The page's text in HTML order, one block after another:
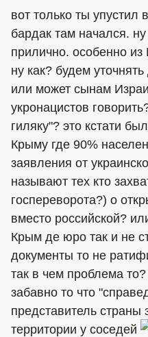
вот только ты упустил
бардак там начался.
прилично. особенно из
ну как? будем
или может сынам
укронацистов
гиляку"? это кстати
Крыму где 90%
заявления от
называют тех кто
госпереворота?) о
вместо российской?
Крым де юро так и не
документы то не
так в чем проблема то?
забавно то что
представитель
территории у соседей